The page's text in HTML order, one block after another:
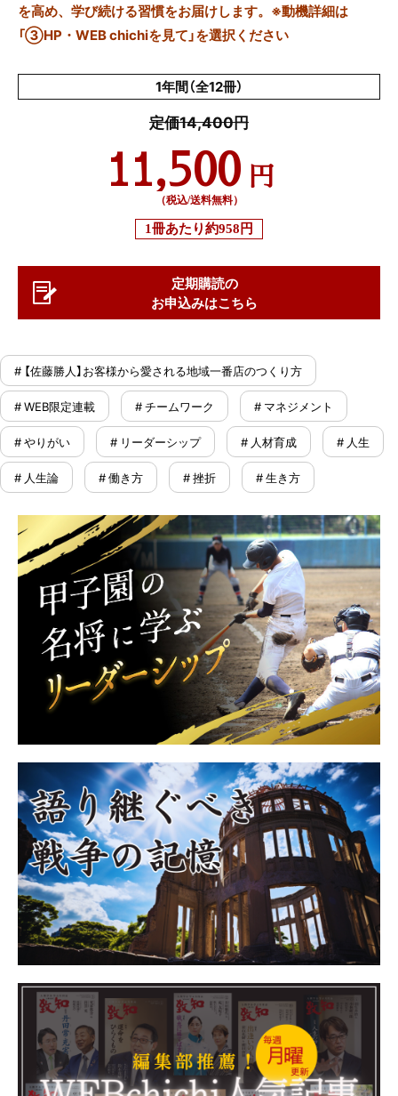
を高め、学び続ける習慣をお届けします。※動機詳細は
「③HP・WEB chichiを見て」を選択ください
1年間（全12冊）
定価14,400円
11,500 円
（税込/送料無料）
1冊あたり約958円
定期購読の
お申込みはこちら
# 【佐藤勝人】お客様から愛される地域一番店のつくり方
# WEB限定連載 # チームワーク # マネジメント
# やりがい # リーダーシップ # 人材育成 # 人生
# 人生論 # 働き方 # 挫折 # 生き方